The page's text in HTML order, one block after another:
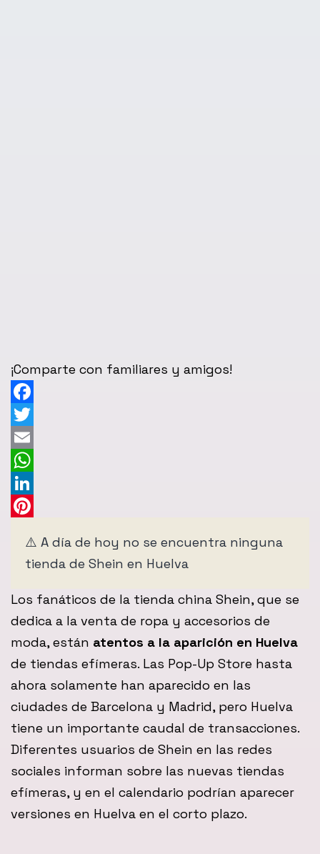
¡Comparte con familiares y amigos!
Facebook
Twitter
Email
WhatsApp
LinkedIn
⚠️ A día de hoy no se encuentra ninguna
tienda de Shein en Huelva
Los fanáticos de la tienda china Shein, que se
dedica a la venta de ropa y accesorios de
moda, están atentos a la aparición en Huelva
de tiendas efímeras. Las Pop-Up Store hasta
ahora solamente han aparecido en las
ciudades de Barcelona y Madrid, pero Huelva
tiene un importante caudal de transacciones.
Diferentes usuarios de Shein en las redes
sociales informan sobre las nuevas tiendas
efímeras, y en el calendario podrían aparecer
versiones en Huelva en el corto plazo.